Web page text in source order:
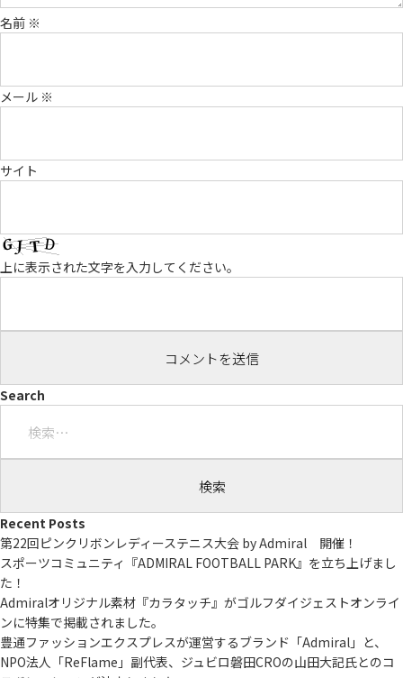
名前 ※
メール ※
サイト
上に表示された文字を入力してください。
Search
Recent Posts
第22回ピンクリボンレディーステニス大会 by Admiral 開催！
スポーツコミュニティ『ADMIRAL FOOTBALL PARK』を立ち上げまし
た！
Admiralオリジナル素材『カラタッチ』がゴルフダイジェストオンライ
ンに特集で掲載されました。
豊通ファッションエクスプレスが運営するブランド「Admiral」と、
NPO法人「ReFlame」副代表、ジュビロ磐田CROの山田大記氏とのコ